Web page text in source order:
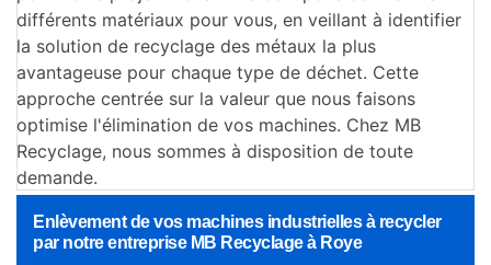
différents matériaux pour vous, en veillant à identifier
la solution de recyclage des métaux la plus
avantageuse pour chaque type de déchet. Cette
approche centrée sur la valeur que nous faisons
optimise l'élimination de vos machines. Chez MB
Recyclage, nous sommes à disposition de toute
demande.
Enlèvement de vos machines industrielles à recycler
par notre entreprise MB Recyclage à Roye